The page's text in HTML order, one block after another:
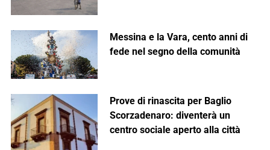
Messina e la Vara, cento anni di
fede nel segno della comunità
Prove di rinascita per Baglio
Scorzadenaro: diventerà un
centro sociale aperto alla città